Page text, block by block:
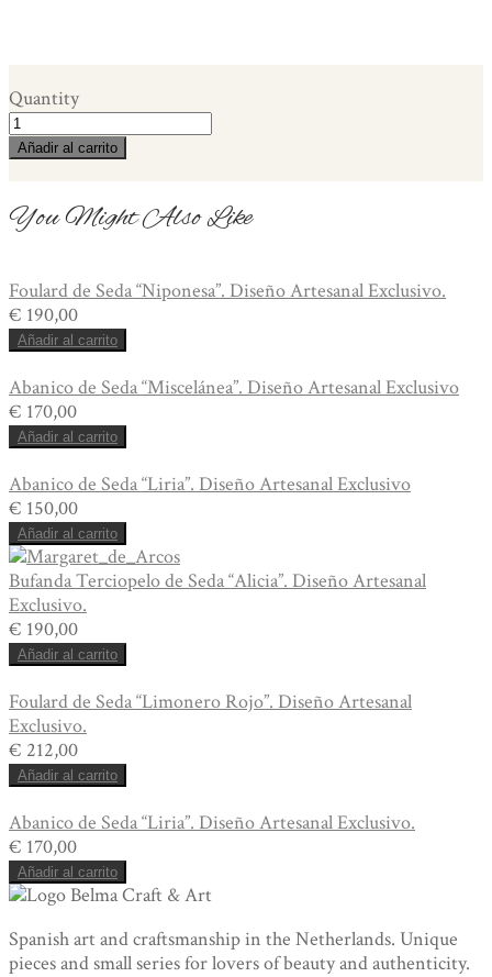
Quantity
Foulard
de
Diseño
cantidad
Añadir al carrito
You Might Also Like
Foulard de Seda “Niponesa”. Diseño Artesanal Exclusivo.
€ 190,00
Añadir al carrito
Abanico de Seda “Miscelánea”. Diseño Artesanal Exclusivo
€ 170,00
Añadir al carrito
Abanico de Seda “Liria”. Diseño Artesanal Exclusivo
€ 150,00
Añadir al carrito
Bufanda Terciopelo de Seda “Alicia”. Diseño Artesanal
Exclusivo.
€ 190,00
Añadir al carrito
Foulard de Seda “Limonero Rojo”. Diseño Artesanal
Exclusivo.
€ 212,00
Añadir al carrito
Abanico de Seda “Liria”. Diseño Artesanal Exclusivo.
€ 170,00
Añadir al carrito
Spanish art and craftsmanship in the Netherlands. Unique
pieces and small series for lovers of beauty and authenticity.